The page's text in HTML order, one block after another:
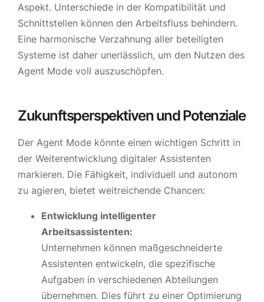
Aspekt. Unterschiede in der Kompatibilität und
Schnittstellen können den Arbeitsfluss behindern.
Eine harmonische Verzahnung aller beteiligten
Systeme ist daher unerlässlich, um den Nutzen des
Agent Mode voll auszuschöpfen.
Zukunftsperspektiven und Potenziale
Der Agent Mode könnte einen wichtigen Schritt in
der Weiterentwicklung digitaler Assistenten
markieren. Die Fähigkeit, individuell und autonom
zu agieren, bietet weitreichende Chancen:
Entwicklung intelligenter
Arbeitsassistenten:
Unternehmen können maßgeschneiderte
Assistenten entwickeln, die spezifische
Aufgaben in verschiedenen Abteilungen
übernehmen. Dies führt zu einer Optimierung